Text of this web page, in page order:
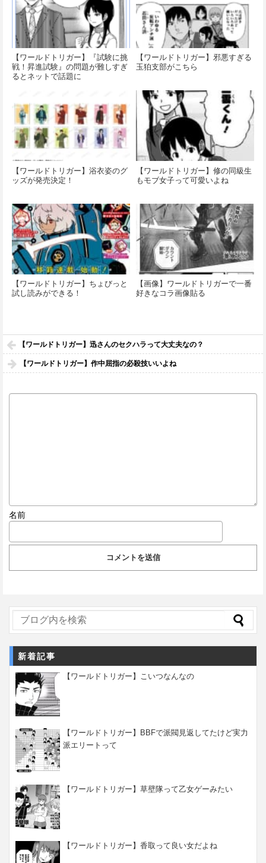
【ワールドトリガー】『試験に挑
戦！昇進試験』の問題が難しすぎ
るとネットで話題に
【ワールドトリガー】邪悪すぎる
玉狛支部がこちら
【ワールドトリガー】浴衣姿のグ
ッズが発売決定！
【ワールドトリガー】修の同級生
もモブ女子って可愛いよね
【ワールドトリガー】ちょびっと
試し読みができる！
【画像】ワールドトリガーで一番
好きなコラ画像貼る
【ワールドトリガー】迅さんのセクハラって大丈夫なの？
【ワールドトリガー】作中屈指の必殺技いいよね
名前
新着記事
【ワールドトリガー】こいつなんなの
【ワールドトリガー】BBFで派閥見返してたけど実力
派エリートって
【ワールドトリガー】草壁隊って乙女ゲーみたい
【ワールドトリガー】香取って良い女だよね